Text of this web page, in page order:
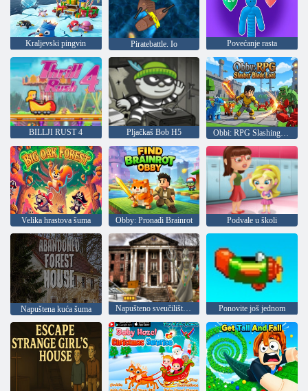
Kraljevski pingvin Piratebattle. Io Povećanje rasta
BILLJI RUST 4 Pljačkaš Bob H5 Obbi: RPG Slashing Blade Loot
Velika hrastova šuma Obby: Pronađi Brainrot Podvale u školi
Napuštena kuća šuma Napušteno sveučilište HTML5 bijeg Ponovite još jednom